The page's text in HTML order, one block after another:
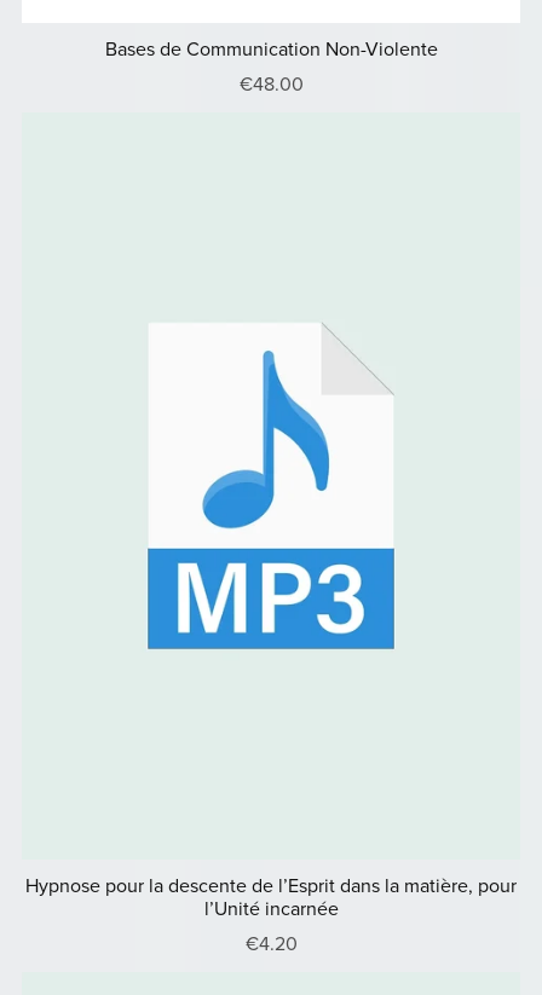
Bases de Communication Non-Violente
€48.00
Hypnose pour la descente de l’Esprit dans la matière, pour
l’Unité incarnée
€4.20